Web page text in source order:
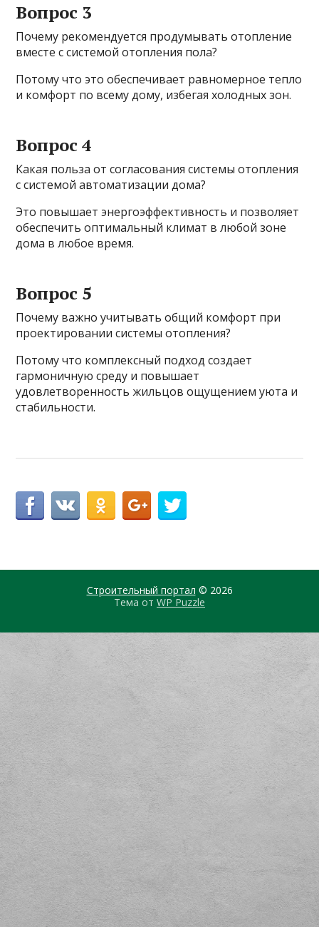
Вопрос 3
Почему рекомендуется продумывать отопление
вместе с системой отопления пола?
Потому что это обеспечивает равномерное тепло
и комфорт по всему дому, избегая холодных зон.
Вопрос 4
Какая польза от согласования системы отопления
с системой автоматизации дома?
Это повышает энергоэффективность и позволяет
обеспечить оптимальный климат в любой зоне
дома в любое время.
Вопрос 5
Почему важно учитывать общий комфорт при
проектировании системы отопления?
Потому что комплексный подход создает
гармоничную среду и повышает
удовлетворенность жильцов ощущением уюта и
стабильности.
Строительный портал © 2026
Тема от WP Puzzle